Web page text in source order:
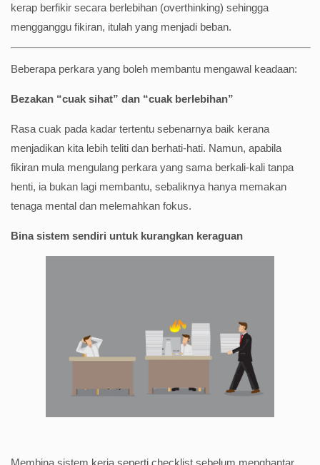
kerap berfikir secara berlebihan (overthinking) sehingga
mengganggu fikiran, itulah yang menjadi beban.
Beberapa perkara yang boleh membantu mengawal keadaan:
Bezakan “cuak sihat” dan “cuak berlebihan”
Rasa cuak pada kadar tertentu sebenarnya baik kerana
menjadikan kita lebih teliti dan berhati-hati. Namun, apabila
fikiran mula mengulang perkara yang sama berkali-kali tanpa
henti, ia bukan lagi membantu, sebaliknya hanya memakan
tenaga mental dan melemahkan fokus.
Bina sistem sendiri untuk kurangkan keraguan
Membina sistem kerja seperti checklist sebelum menghantar